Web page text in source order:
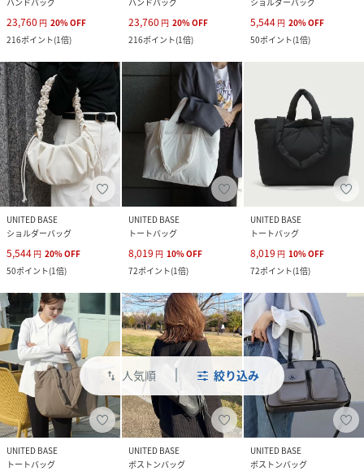
swap_vert 人気順 絞り込み
23,760 円 20%OFF
216ポイント(1倍)
23,760 円 20%OFF
216ポイント(1倍)
5,544 円 20%OFF
50ポイント(1倍)
UNITED BASE
ショルダーバッグ
5,544 円 20%OFF
50ポイント(1倍)
UNITED BASE
トートバッグ
8,019 円 10%OFF
72ポイント(1倍)
UNITED BASE
トートバッグ
8,019 円 10%OFF
72ポイント(1倍)
UNITED BASE
トートバッグ
UNITED BASE
ボストンバッグ
UNITED BASE
ボストンバッグ